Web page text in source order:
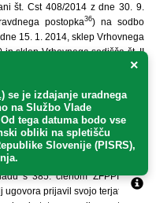
št. Cst 408/2014 z dne 30. 9.
postopka36) na sodbo
15. 1. 2014, sklep Vrhovnega
sklep Vrhovnega sodišča št. II
sklep o ustavitvi postopka
obveznosti. Ob smiselni
s prvim odstavkom 366. člena
iz 11. točke drugega odstavka
postopka udeleževal kdo, ki ni
s 385. členom ZFPPIPP. Iz
ugovora prijavil svojo terjatev po
×
se je izdajanje uradnega
na Službo Vlade
tega datuma bodo vse
obliki na spletišču
Slovenije (PISRS),